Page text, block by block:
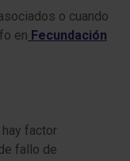
o cuando
en Fecundación
factor
fallo de